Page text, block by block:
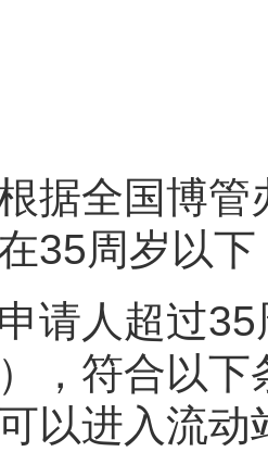
据全国博
35周岁以
请人超过
，符合以下
以进入流